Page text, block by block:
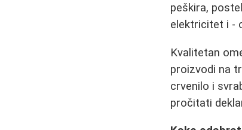
peškira,
elektricitet i -
Kvalitetan
proizvodi na
crvenilo i
pročitati